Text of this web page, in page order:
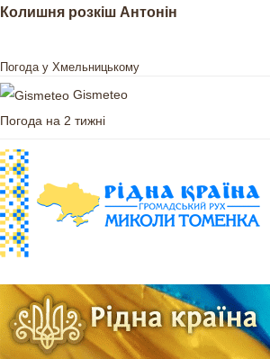
Колишня розкіш Антонін
Погода у Хмельницькому
Gismeteo
Погода на 2 тижні